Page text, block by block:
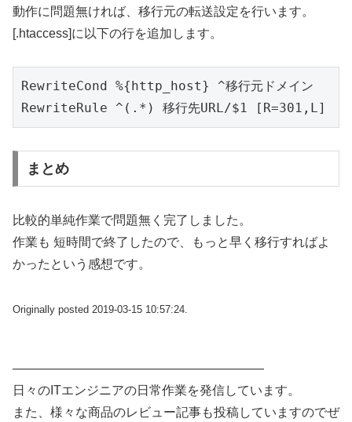
動作に問題無ければ、移行元の転送設定を行います。
[.htaccess]に以下の行を追加します。
RewriteCond %{http_host} ^移行元ドメイン
RewriteRule ^(.*) 移行先URL/$1 [R=301,L]
まとめ
比較的単純作業で問題無く完了しました。
作業も 短時間で終了したので、もっと早く移行すればよ
かったという感想です。
Originally posted 2019-03-15 10:57:24.
————————————————————
日々のITエンジニアの日常作業を発信しています。
また、様々な商品のレビュー記事も投稿していますのでぜ